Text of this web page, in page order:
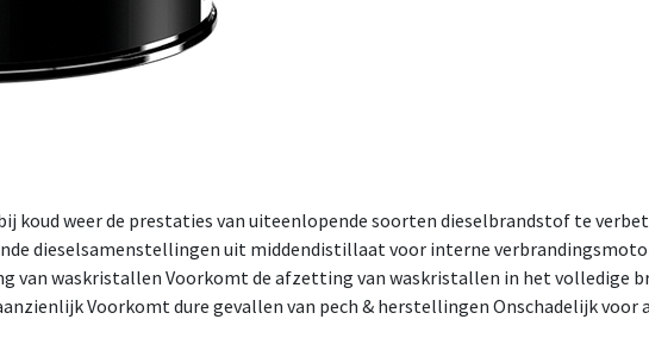
koud weer de prestaties van uiteenlopende soorten dieselbrandstof te
dieselsamenstellingen uit middendistillaat voor interne
van waskristallen Voorkomt de afzetting van waskristallen in het volledige
Voorkomt dure gevallen van pech & herstellingen Onschadelijk voor